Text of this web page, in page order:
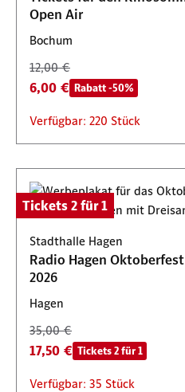
Open Air
Bochum
12,00 €
6,00 € Rabatt -50%
Verfügbar: 220 Stück
Tickets 2 für 1
Stadthalle Hagen
Radio Hagen Oktoberfest am
2026
Hagen
35,00 €
17,50 € Tickets 2 für 1
Verfügbar: 35 Stück